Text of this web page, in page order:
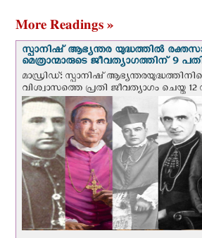
More Readings »
സ്പാനിഷ് ആഭ്യന്തര യുദ്ധത്തില്‍
മെത്രാന്മാരുടെ ജീവത്യാഗത്തിന് 9
മാഡ്രിഡ്: സ്പാനിഷ്
വിശ്വാസത്തെ പ്രതി ജീവത്യാഗം ചെയ്ത 12